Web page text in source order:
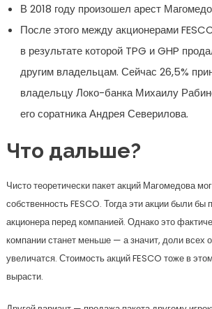
В 2018 году произошел арест
После этого между акционерами
в результате которой TPG и GHP
другим владельцам. Сейчас 26,5%
владельцу Локо-банка Михаилу
его соратника Андрея Северилова.
Что дальше?
Чисто теоретически пакет акций Магомедова
собственность FESCO. Тогда эти акции были бы
акционера перед компанией. Однако это
компании станет меньше — а значит, доли всех
увеличатся. Стоимость акций FESCO тоже в
вырасти.